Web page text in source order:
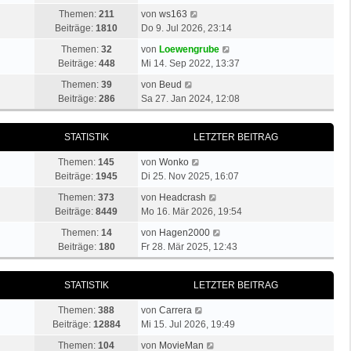
g
e
i
t
g
t
e
B
e
i
r
a
e
e
t
g
Themen: 211
Beiträge: 1810
von ws163
e
e
s
e
r
B
e
i
t
r
a
g
Do 9. Jul 2026, 23:14
Themen: 32
Beiträge: 448
von Loewengrube
e
s
e
e
r
g
Mi 14. Sep 2022, 13:37
Themen: 39
Beiträge: 286
von Beud
e
u
e
s
t
e
r
B
e
t
r
g
Sa 27. Jan 2024, 12:08
STATISTIK LETZTER BEITRAG
Themen: 145
Beiträge: 1945
von Wonko
e
e
s
t
e
r
B
e
i
t
r
a
Di 25. Nov 2025, 16:07
Themen: 373
Beiträge: 8449
von Headcrash
e
e
s
e
e
Mo 16. Mär 2026, 19:54
Themen: 14
Beiträge: 180
von Hagen2000
e
u
e
s
t
r
Fr 28. Mär 2025, 12:43
STATISTIK LETZTER BEITRAG
Themen: 388
Beiträge: 12884
von Carrera
e
Mi 15. Jul 2026, 19:49
Themen: 104
von MovieMan